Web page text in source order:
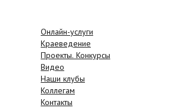
Онлайн-услуги
Краеведение
Проекты. Конкурсы
Видео
Наши клубы
Коллегам
Контакты